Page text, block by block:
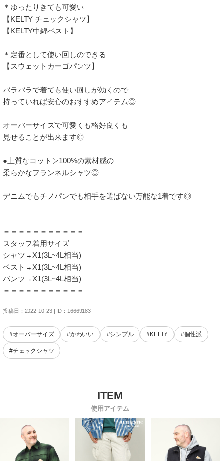
＊ゆったりきても可愛い
【KELTY チェックシャツ】
【KELTY中綿ベスト】
＊定番として使い回しのできる
【スウェットカーゴパンツ】
バラバラで着ても使い回しが効くので
持っていれば安心のおすすめアイテム◎
オーバーサイズで可愛くも格好良くも
見せることが出来ます◎
●上質なコットン100%の素材感の
柔らかなフランネルシャツ◎
デニムでもチノパンでも相手を選ばない万能な1着です◎
＝＝＝＝＝＝＝＝＝＝＝
スタッフ着用サイズ
シャツ→X1(3L~4L相当)
ベスト→X1(3L~4L相当)
パンツ→X1(3L~4L相当)
＝＝＝＝＝＝＝＝＝＝＝
投稿日：2022-10-23 | ID：16669183
#オーバーサイズ #かわいい #シンプル #KELTY #個性派
#チェックシャツ
使用アイテム